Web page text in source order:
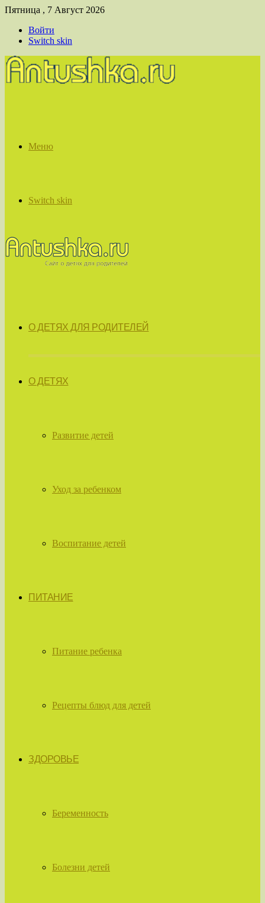
Пятница , 7 Август 2026
Войти
Switch skin
Меню
Switch skin
О ДЕТЯХ ДЛЯ РОДИТЕЛЕЙ
О ДЕТЯХ
Развитие детей
Уход за ребенком
Воспитание детей
ПИТАНИЕ
Питание ребенка
Рецепты блюд для детей
ЗДОРОВЬЕ
Беременность
Болезни детей